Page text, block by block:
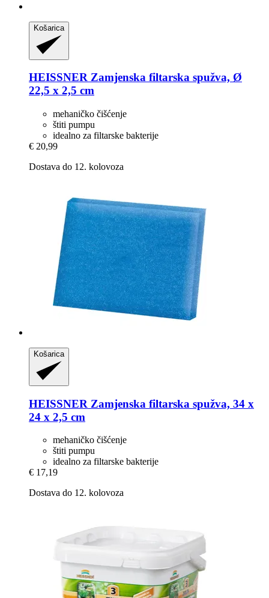
Košarica
HEISSNER Zamjenska filtarska spužva, Ø
22,5 x 2,5 cm
mehaničko čišćenje
štiti pumpu
idealno za filtarske bakterije
€ 20,99
Dostava do 12. kolovoza
Košarica
HEISSNER Zamjenska filtarska spužva, 34 x
24 x 2,5 cm
mehaničko čišćenje
štiti pumpu
idealno za filtarske bakterije
€ 17,19
Dostava do 12. kolovoza